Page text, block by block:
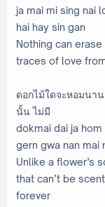
ja mai mi sing nai
hai hay sin gan
Nothing can
traces of love
ดอกไม้ใดจะหอมนาน
นั้น ไม่มี
dokmai dai ja hom
gern gwa nan mai
Unlike a flower’s
that can’t be
forever